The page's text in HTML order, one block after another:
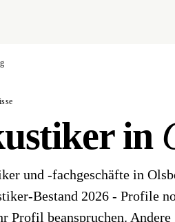
in
und -fachgeschäfte in
Bestand 2026 - Profile
Profil beanspruchen. Andere